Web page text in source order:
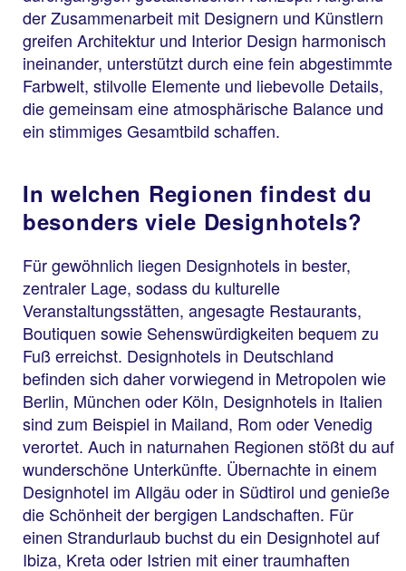
der Zusammenarbeit mit Designern und Künstlern
greifen Architektur und Interior Design harmonisch
ineinander, unterstützt durch eine fein abgestimmte
Farbwelt, stilvolle Elemente und liebevolle Details,
die gemeinsam eine atmosphärische Balance und
ein stimmiges Gesamtbild schaffen.
In welchen Regionen findest du
besonders viele Designhotels?
Für gewöhnlich liegen Designhotels in bester,
zentraler Lage, sodass du kulturelle
Veranstaltungsstätten, angesagte Restaurants,
Boutiquen sowie Sehenswürdigkeiten bequem zu
Fuß erreichst. Designhotels in Deutschland
befinden sich daher vorwiegend in Metropolen wie
Berlin, München oder Köln, Designhotels in Italien
sind zum Beispiel in Mailand, Rom oder Venedig
verortet. Auch in naturnahen Regionen stößt du auf
wunderschöne Unterkünfte. Übernachte in einem
Designhotel im Allgäu oder in Südtirol und genieße
die Schönheit der bergigen Landschaften. Für
einen Strandurlaub buchst du ein Designhotel auf
Ibiza, Kreta oder Istrien mit einer traumhaften